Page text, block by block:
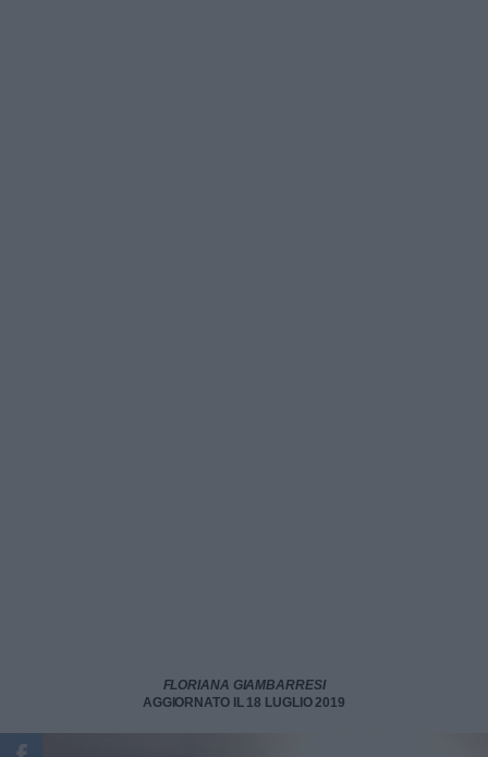
FLORIANA GIAMBARRESI
AGGIORNATO IL 18 LUGLIO 2019